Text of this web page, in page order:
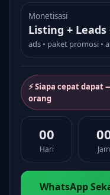
Monetisasi
Listing + Leads
ads • paket promosi •
⚡ Siapa cepat
orang
00
Hari Jam
WhatsApp